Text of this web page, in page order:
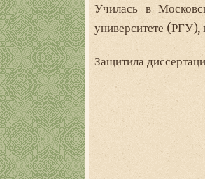
Училась в
университете (РГУ),
Защитила